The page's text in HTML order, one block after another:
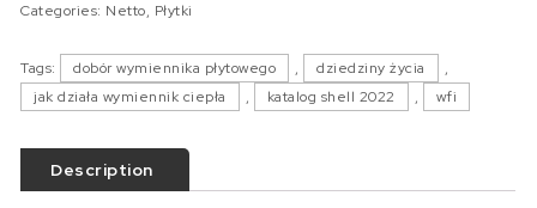
Categories: Netto, Płytki
Tags: dobór wymiennika płytowego , dziedziny życia
,
jak działa wymiennik ciepła
, katalog shell 2022 , wfi
Description